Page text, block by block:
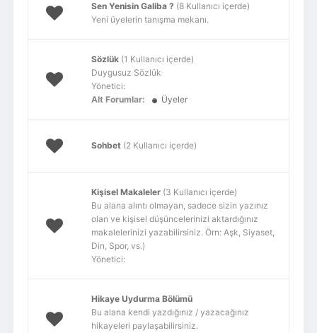
Sen Yenisin Galiba ? (8 Kullanıcı içerde)
Yeni üyelerin tanışma mekanı.
Sözlük (1 Kullanıcı içerde)
Duygusuz Sözlük
Yönetici:
Alt Forumlar:
Üyeler
Sohbet (2 Kullanıcı içerde)
Kişisel Makaleler (3 Kullanıcı içerde)
Bu alana alıntı olmayan, sadece sizin yazınız
olan ve kişisel düşüncelerinizi aktardığınız
makalelerinizi yazabilirsiniz. Örn: Aşk, Siyaset,
Din, Spor, vs.)
Yönetici:
Hikaye Uydurma Bölümü
Bu alana kendi yazdığınız / yazacağınız
hikayeleri paylaşabilirsiniz.